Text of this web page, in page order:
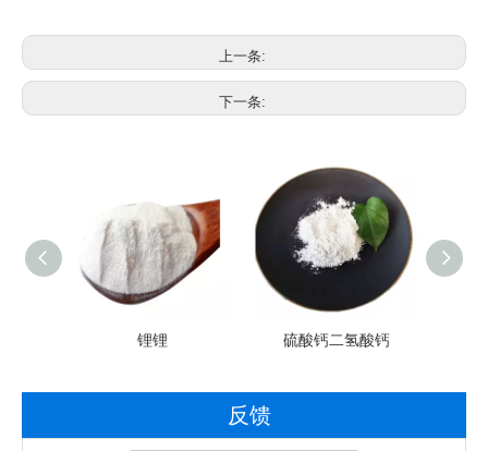
上一条:
下一条:
锂锂 硫酸钙二氢酸钙
反馈